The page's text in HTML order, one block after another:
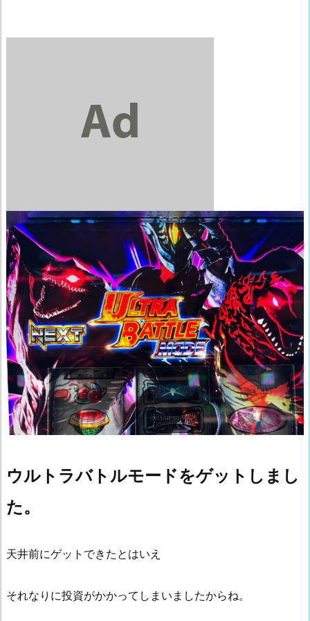
ウルトラバトルモードをゲットしまし
た。
天井前にゲットできたとはいえ
それなりに投資がかかってしまいましたからね。